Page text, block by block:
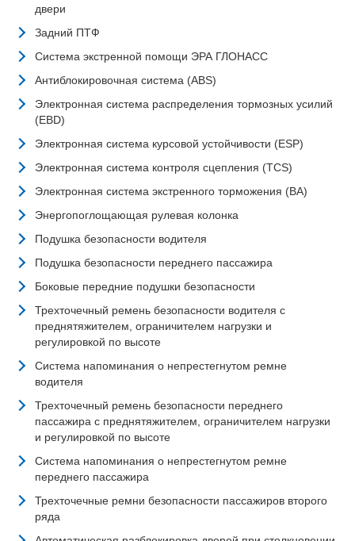
двери
Задний ПТФ
Система экстренной помощи ЭРА ГЛОНАСС
Антиблокировочная система (ABS)
Электронная система распределения тормозных усилий
(EBD)
Электронная система курсовой устойчивости (ESP)
Электронная система контроля сцепления (TCS)
Электронная система экстренного торможения (BA)
Энергопоглощающая рулевая колонка
Подушка безопасности водителя
Подушка безопасности переднего пассажира
Боковые передние подушки безопасности
Трехточечный ремень безопасности водителя с
преднятяжителем, ограничителем нагрузки и
регулировкой по высоте
Система напоминания о непрестегнутом ремне
водителя
Трехточечный ремень безопасности переднего
пассажира с преднятяжителем, ограничителем нагрузки
и регулировкой по высоте
Система напоминания о непрестегнутом ремне
переднего пассажира
Трехточечные ремни безопасности пассажиров второго
ряда